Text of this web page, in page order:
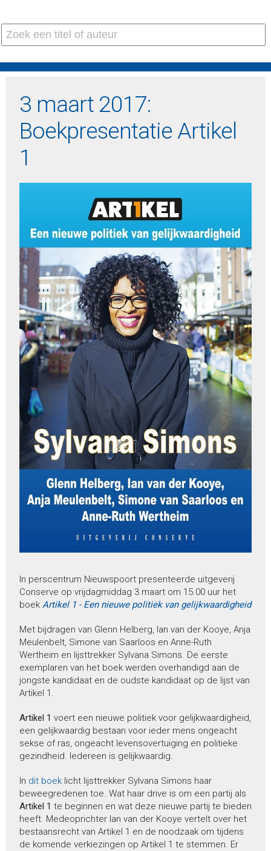
3 maart 2017:
Boekpresentatie Artikel
1
In perscentrum Nieuwspoort presenteerde uitgeverij
Conserve op vrijdagmiddag 3 maart om 15.00 uur het
boek Artikel 1 - Een nieuwe politiek van gelijkwaardigheid
Met bijdragen van Glenn Helberg, Ian van der Kooye, Anja
Meulenbelt, Simone van Saarloos en Anne-Ruth
Wertheim en lijsttrekker Sylvana Simons. De eerste
exemplaren van het boek werden overhandigd aan de
jongste kandidaat en de oudste kandidaat op de lijst van
Artikel 1.
Artikel 1 voert een nieuwe politiek voor gelijkwaardigheid,
een gelijkwaardig bestaan voor ieder mens ongeacht
sekse of ras, ongeacht levensovertuiging en politieke
gezindheid. Iedereen is gelijkwaardig.
In dit boeklicht lijsttrekker Sylvana Simons haar
beweegredenen toe. Wat haar drive is om een partij als
Artikel 1 te beginnen en wat deze nieuwe partij te bieden
heeft. Medeoprichter Ian van der Kooye vertelt over het
bestaansrecht van Artikel 1 en de noodzaak om tijdens
de komende verkiezingen op Artikel 1 te stemmen. Er